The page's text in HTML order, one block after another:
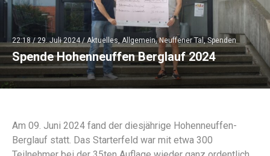
22:18 /29. Juli 2024/Aktuelles, Allgemein,Neuffener Tal,Spenden
Spende Hohenneuffen Berglauf 2024
Am 09. Juni 2024 fand der diesjährige Hohenneuffen-
Berglauf statt. Das Starterfeld war mit etwa 300